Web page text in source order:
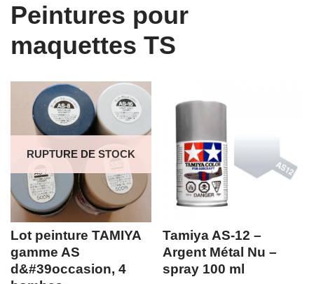
Peintures pour
maquettes TS
RUPTURE DE STOCK
Lot peinture TAMIYA
gamme AS
d&#39occasion, 4
Tamiya AS-12 –
Argent Métal Nu –
spray 100 ml